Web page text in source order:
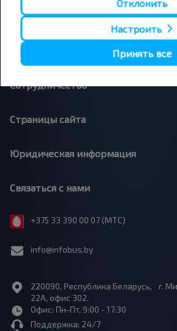
Сотрудничество
Страницы сайта
Юридическая информация
Связаться с нами
+375 33 390 00 07 (МТС)
info@infobus.by
220090, Республика Беларусь, г.
22А, офис 302.
Офис: Пн-Пт, 9:00 - 17:30
Поддержка: 24/7
Отклонить
Настроить
Принять все